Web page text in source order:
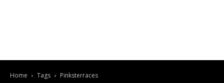
Home Tags Pinksterraces